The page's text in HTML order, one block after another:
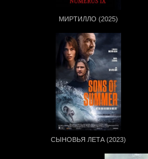
МИРТИЛЛО (2025)
СЫНОВЬЯ ЛЕТА (2023)